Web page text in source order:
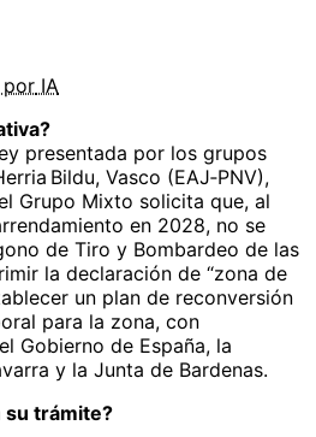
por IA
presentada por los grupos
Bildu, Vasco (EAJ‑PNV),
Grupo Mixto solicita que, al
en 2028, no se
de Tiro y Bombardeo de las
la declaración de “zona de
un plan de reconversión
para la zona, con
Gobierno de España, la
y la Junta de Bardenas.
su trámite?